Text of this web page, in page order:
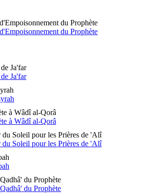
du Prophète
du Prophète
Ja'far
Ja'far
à Wâdî al-Qorâ
à Wâdî al-Qorâ
du Soleil pour les Prières de 'Alî
du Soleil pour les Prières de 'Alî
du Prophète
du Prophète